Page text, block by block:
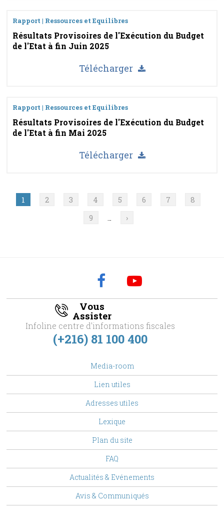
Rapport | Ressources et Equilibres
Résultats Provisoires de l'Exécution du Budget
de l'Etat à fin Juin 2025
Télécharger
Rapport | Ressources et Equilibres
Résultats Provisoires de l'Exécution du Budget
de l'Etat à fin Mai 2025
Télécharger
Pagination
Page
1 Page
2 Page
3 Page
4 Page
5 Page
6 Page
7 Page
8
Page
9
Page
›
Vous
Assister
Infoline centre d'informations fiscales
(+216) 81 100 400
Media-room
Lien utiles
Adresses utiles
Lexique
Plan du site
FAQ
Actualités & Evénements
Avis & Communiqués